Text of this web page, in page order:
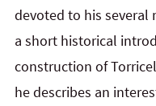
devoted to his several
a short historical
construction of
he describes an